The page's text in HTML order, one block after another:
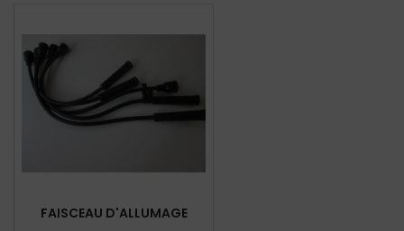
FAISCEAU D'ALLUMAGE